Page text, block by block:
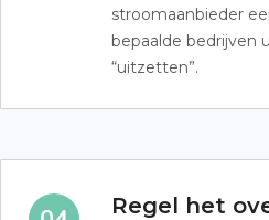
stroomaanbieder
bepaalde bedrijven
“uitzetten”.
Regel het